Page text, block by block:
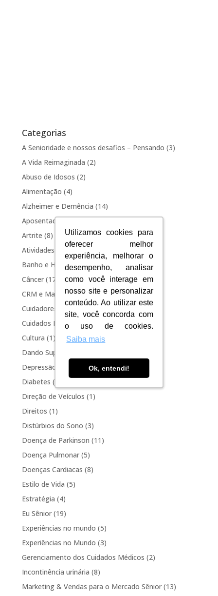
Utilizamos cookies para
oferecer melhor
experiência, melhorar o
desempenho, analisar
como você interage em
nosso site e personalizar
conteúdo. Ao utilizar este
site, você concorda com
o uso de cookies.
Saiba mais
Ok, entendi!
Utilizamos cookies para
oferecer melhor
experiência, melhorar o
desempenho, analisar
como você interage em
nosso site e personalizar
conteúdo. Ao utilizar este
site, você concorda com
o uso de cookies.
Saiba mais
Ok, entendi!
Categorias
A Senioridade e nossos desafios – Pensando (3)
A Vida Reimaginada (2)
Abuso de Idosos (2)
Alimentação (4)
Alzheimer e Demência (14)
Aposentadoria(1)
Artrite (8)
Atividades e recreação
(8)
Banho e Higiene(5)
Câncer(17)
CRM e Marketing(2)
Cuidadores e acompanhantes(3)
Cuidados Diários
(5)
Cultura (1)
Dando Suporte a quem Amamos
Depressão
Diabetes (8)
Direção de Veículos (1)
Direitos (1)
Distúrbios do Sono (3)
Doença de Parkinson (11)
Doença Pulmonar(5)
Doenças Cardiacas (8)
Estilo de Vida (5)
Estratégia (4)
Eu Sênior(19)
Experiências no mundo (5)
Experiências no Mundo (3)
Gerenciamento dos Cuidados Médicos (2)
Incontinência urinária (8)
Marketing & Vendas para o Mercado Sênior(13)